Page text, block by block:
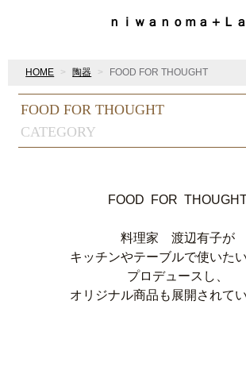
ｎｉｗａｎｏｍａ＋Ｌａ
HOME 陶器 FOOD FOR THOUGHT
CATEGORY
FOOD FOR THOUGHT
FOOD FOR
料理家 渡辺有子が
キッチンやテーブルで使いた
プロデュースし、
オリジナル商品も展開されてい